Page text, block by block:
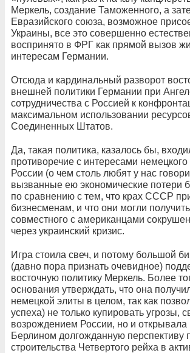
Меркель, создание Таможенного, а
Евразийского союза, возможное
Украины, все это совершенно
воспринято в ФРГ как прямой вызов
интересам Германии.
Отсюда и кардинальный разворот
внешней политики Германии при
сотрудничества с Россией к
максимальном использовании
Соединенных Штатов.
Да, такая политика, казалось бы,
противоречие с интересами немецкого
России (о чем столь любят у нас
вызванные ею экономические потери
по сравнению с тем, что крах СССР
бизнесменам, и что они могли
совместного с американцами
через украинский кризис.
Игра стоила свеч, и потому большой
(давно пора признать очевидное)
восточную политику Меркель. Более
основания утверждать, что она
немецкой элиты в целом, так как
успеха) не только купировать угрозы,
возрождением России, но и открывала
Берлином долгожданную перспективу
строительства Четвертого рейха в